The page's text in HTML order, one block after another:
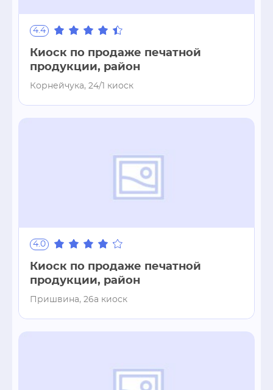
4.4
Киоск по продаже печатной
продукции, район
Корнейчука, 24/1 киоск
4.0
Киоск по продаже печатной
продукции, район
Пришвина, 26а киоск